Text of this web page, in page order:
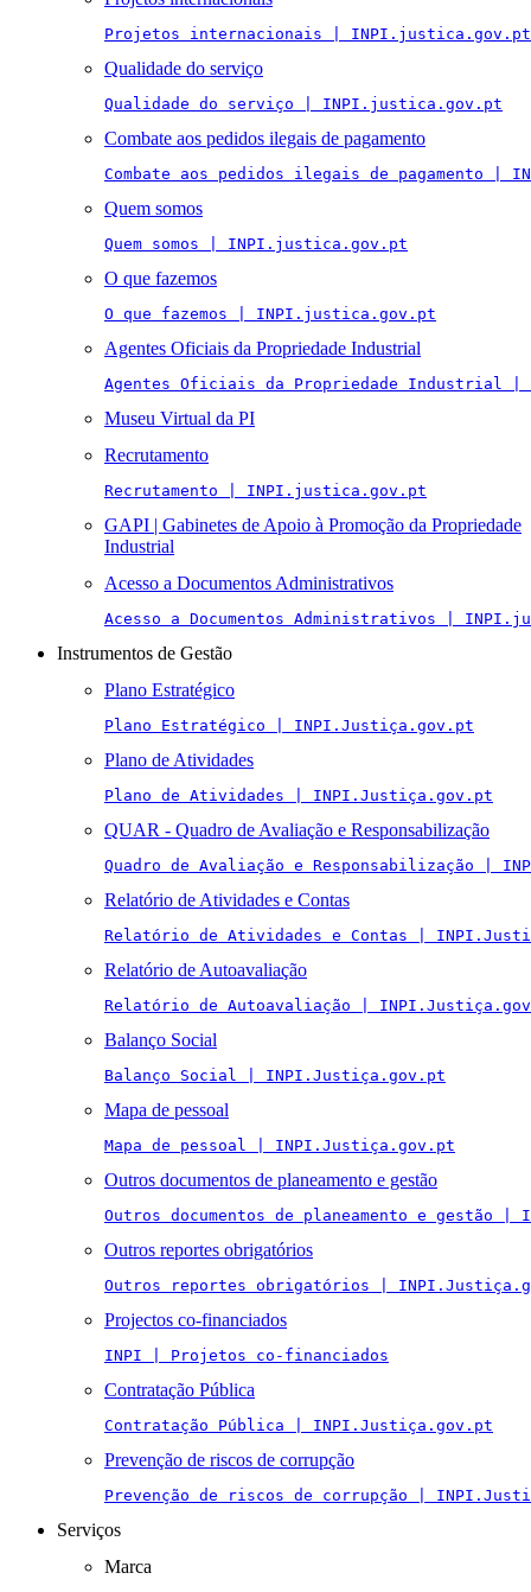
Projetos internacionais | INPI.justica.gov.pt
Qualidade do serviço
Qualidade do serviço | INPI.justica.gov.pt
Combate aos pedidos ilegais de pagamento
Combate aos pedidos ilegais de pagamento |
Quem somos
Quem somos | INPI.justica.gov.pt
O que fazemos
O que fazemos | INPI.justica.gov.pt
Agentes Oficiais da Propriedade Industrial
Agentes Oficiais da Propriedade Industrial
Museu Virtual da PI
Recrutamento
Recrutamento | INPI.justica.gov.pt
GAPI | Gabinetes de Apoio à Promoção da Propriedade
Industrial
Acesso a Documentos Administrativos
Acesso a Documentos Administrativos |
Instrumentos de Gestão
Plano Estratégico
Plano Estratégico | INPI.Justiça.gov.pt
Plano de Atividades
Plano de Atividades | INPI.Justiça.gov.pt
QUAR - Quadro de Avaliação e Responsabilização
Quadro de Avaliação e Responsabilização |
Relatório de Atividades e Contas
Relatório de Atividades e Contas |
Relatório de Autoavaliação
Relatório de Autoavaliação |
Balanço Social
Balanço Social | INPI.Justiça.gov.pt
Mapa de pessoal
Mapa de pessoal | INPI.Justiça.gov.pt
Outros documentos de planeamento e gestão
Outros documentos de planeamento e gestão
Outros reportes obrigatórios
Outros reportes obrigatórios |
Projectos co-financiados
INPI | Projetos co-financiados
Contratação Pública
Contratação Pública | INPI.Justiça.gov.pt
Prevenção de riscos de corrupção
Prevenção de riscos de corrupção |
Serviços
Marca